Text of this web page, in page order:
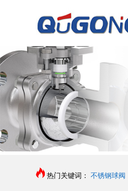
热门关键词： 不锈钢球阀